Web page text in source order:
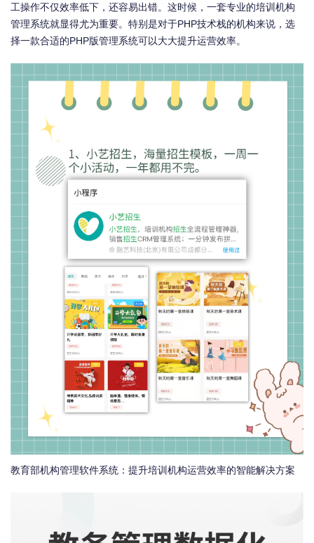
工操作不仅效率低下，还容易出错。这时候，一套专业的培训机构
管理系统就显得尤为重要。特别是对于PHP技术栈的机构来说，选
择一款合适的PHP版管理系统可以大大提升运营效率。
教育部机构管理软件系统：提升培训机构运营效率的智能解决方案